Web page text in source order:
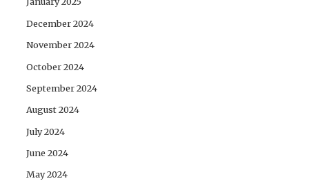
December 2024
November 2024
October 2024
September 2024
August 2024
July 2024
June 2024
May 2024